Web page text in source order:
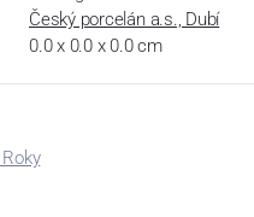
Český porcelán a.s., Dubí
0.0 x 0.0 x 0.0 cm